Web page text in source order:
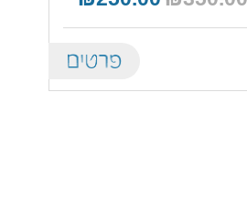
Details